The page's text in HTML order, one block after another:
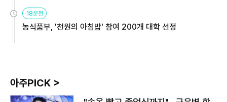
18분전
농식품부, '천원의 아침밥' 참여 200개 대학 선정
아주PICK >